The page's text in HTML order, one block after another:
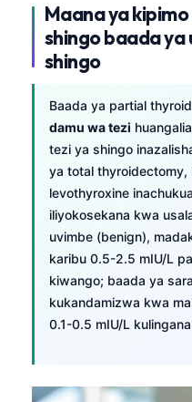
Maana ya
shingo baada ya
shingo
Baada ya partial
damu wa tezi
tezi ya shingo
ya total thyroidectomy,
levothyroxine
iliyokosekana kwa
uvimbe (benign),
karibu 0.5-2.5 mIU/L
kiwango; baada ya
kukandamizwa kwa
0.1-0.5 mIU/L